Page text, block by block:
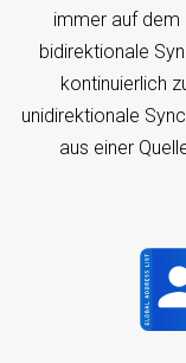
immer auf dem
bidirektionale
kontinuierlich
unidirektionale
aus einer